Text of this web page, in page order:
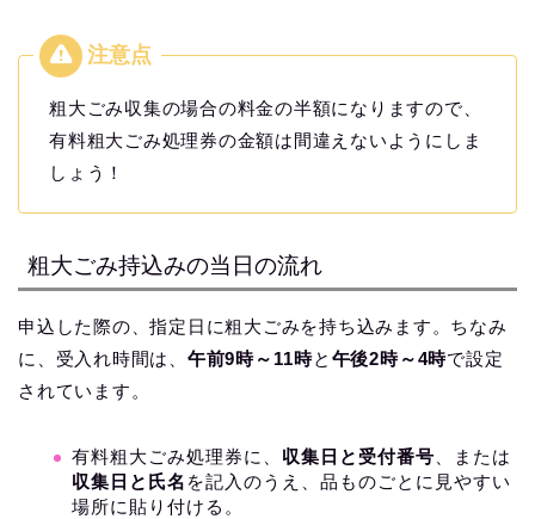
粗大ごみ収集の場合の料金の半額になりますので、
有料粗大ごみ処理券の金額は間違えないようにしま
しょう！
粗大ごみ持込みの当日の流れ
申込した際の、指定日に粗大ごみを持ち込みます。ちなみ
に、受入れ時間は、 午前9時～11時と 午後2時～4時で設定
されています。
有料粗大ごみ処理券に、 収集日と受付番号 、または
収集日と氏名 を記入のうえ、品ものごとに見やすい
場所に貼り付ける。